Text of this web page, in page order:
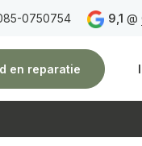
vanaf 150 euro
0750754 9,1 @
en reparatie